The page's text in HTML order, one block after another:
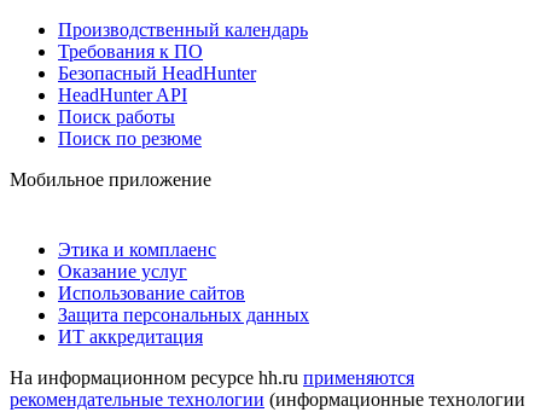
Производственный календарь
Требования к ПО
Безопасный HeadHunter
HeadHunter API
Поиск работы
Поиск по резюме
Мобильное приложение
Этика и комплаенс
Оказание услуг
Использование сайтов
Защита персональных данных
ИТ аккредитация
На информационном ресурсе hh.ru применяются
рекомендательные технологии (информационные технологии